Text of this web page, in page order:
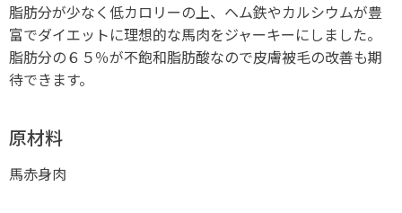
脂肪分が少なく低カロリーの上、ヘム鉄やカルシウムが豊
富でダイエットに理想的な馬肉をジャーキーにしました。
脂肪分の６５％が不飽和脂肪酸なので皮膚被毛の改善も期
待できます。
原材料
馬赤身肉